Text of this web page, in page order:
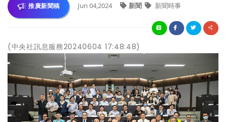
推廣新聞稿 Jun 04,2024 新聞 新聞時事
(中央社訊息服務20240604 17:48:48)